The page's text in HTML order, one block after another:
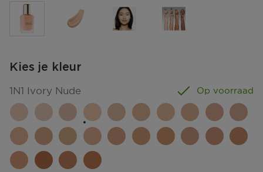
Kies je kleur
1N1 Ivory Nude Op voorraad